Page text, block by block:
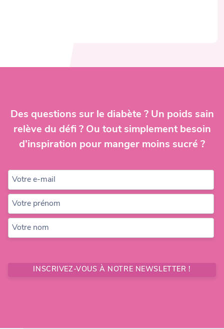
Des questions sur le diabète ? Un poids sain
relève du défi ? Ou tout simplement besoin
d’inspiration pour manger moins sucré ?
Votre e-mail
Votre prénom
Votre nom
INSCRIVEZ-VOUS À NOTRE NEWSLETTER !